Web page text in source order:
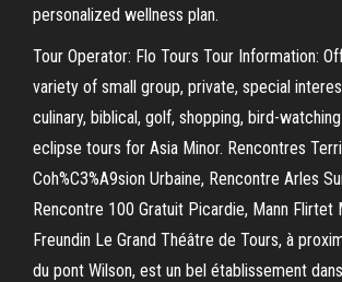
personalized wellness plan.
Tour Operator: Flo Tours Tour Information:
variety of small group, private, special
culinary, biblical, golf, shopping, bird-
eclipse tours for Asia Minor. Rencontres
Coh%C3%A9sion Urbaine, Rencontre Arles
Rencontre 100 Gratuit Picardie, Mann Flirtet
Freundin Le Grand Théâtre de Tours, à
du pont Wilson, est un bel établissement